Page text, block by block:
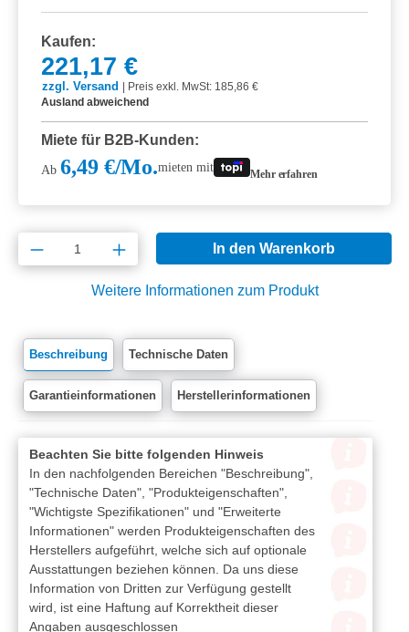
Kaufen:
221,17 €
zzgl. Versand
Preis exkl. MwSt: 185,86 €
Ausland abweichend
Miete für B2B-Kunden:
Ab 6,49 €/Mo.mieten mit Mehr erfahren
Produkt Anzahl: Gib den gewünschten
In den Warenkorb
Weitere Informationen zum Produkt
Beschreibung Technische Daten
Garantieinformationen Herstellerinformationen
Beachten Sie bitte folgenden Hinweis
In den nachfolgenden Bereichen "Beschreibung",
"Technische Daten", "Produkteigenschaften",
"Wichtigste Spezifikationen" und "Erweiterte
Informationen" werden Produkteigenschaften des
Herstellers aufgeführt, welche sich auf optionale
Ausstattungen beziehen können. Da uns diese
Information von Dritten zur Verfügung gestellt
wird, ist eine Haftung auf Korrektheit dieser
Angaben ausgeschlossen